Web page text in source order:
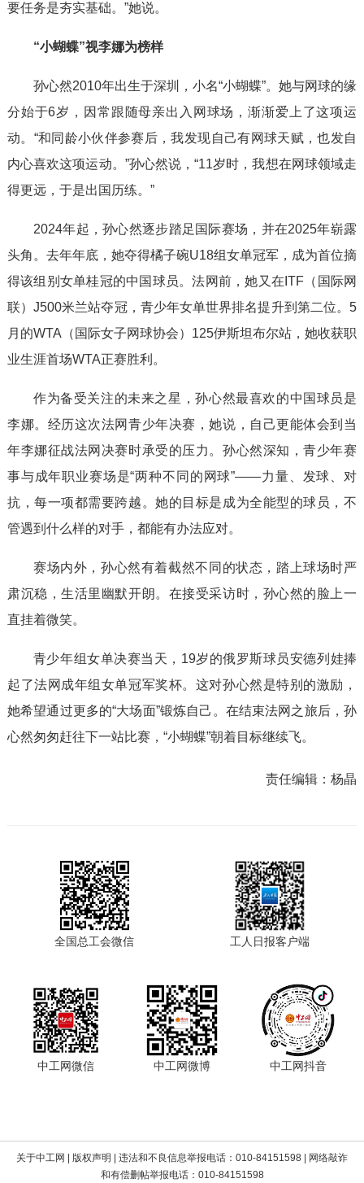
要任务是夯实基础。”她说。
“小蝴蝶”视李娜为榜样
孙心然2010年出生于深圳，小名“小蝴蝶”。她与网球的缘
分始于6岁，因常跟随母亲出入网球场，渐渐爱上了这项运
动。“和同龄小伙伴参赛后，我发现自己有网球天赋，也发自
内心喜欢这项运动。”孙心然说，“11岁时，我想在网球领域走
得更远，于是出国历练。”
2024年起，孙心然逐步踏足国际赛场，并在2025年崭露
头角。去年年底，她夺得橘子碗U18组女单冠军，成为首位摘
得该组别女单桂冠的中国球员。法网前，她又在ITF（国际网
联）J500米兰站夺冠，青少年女单世界排名提升到第二位。5
月的WTA（国际女子网球协会）125伊斯坦布尔站，她收获职
业生涯首场WTA正赛胜利。
作为备受关注的未来之星，孙心然最喜欢的中国球员是
李娜。经历这次法网青少年决赛，她说，自己更能体会到当
年李娜征战法网决赛时承受的压力。孙心然深知，青少年赛
事与成年职业赛场是“两种不同的网球”——力量、发球、对
抗，每一项都需要跨越。她的目标是成为全能型的球员，不
管遇到什么样的对手，都能有办法应对。
赛场内外，孙心然有着截然不同的状态，踏上球场时严
肃沉稳，生活里幽默开朗。在接受采访时，孙心然的脸上一
直挂着微笑。
青少年组女单决赛当天，19岁的俄罗斯球员安德列娃捧
起了法网成年组女单冠军奖杯。这对孙心然是特别的激励，
她希望通过更多的“大场面”锻炼自己。在结束法网之旅后，孙
心然匆匆赶往下一站比赛，“小蝴蝶”朝着目标继续飞。
责任编辑：杨晶
全国总工会微信 工人日报客户端
中工网微信 中工网微博 中工网抖音
关于中工网 版权声明
| 违法和不良信息举报电话：010-84151598 | 网络敲诈
和有偿删帖举报电话：010-84151598